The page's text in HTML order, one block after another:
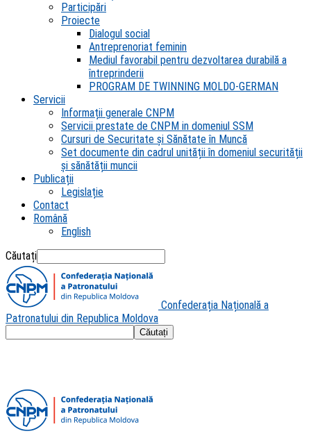
Participări
Proiecte
Dialogul social
Antreprenoriat feminin
Mediul favorabil pentru dezvoltarea durabilă a
întreprinderii
PROGRAM DE TWINNING MOLDO-GERMAN
Servicii
Informații generale CNPM
Servicii prestate de CNPM in domeniul SSM
Cursuri de Securitate și Sănătate în Muncă
Set documente din cadrul unității în domeniul securității
și sănătății muncii
Publicații
Legislație
Contact
Română
English
Căutați
Confederația Națională a
Patronatului din Republica Moldova